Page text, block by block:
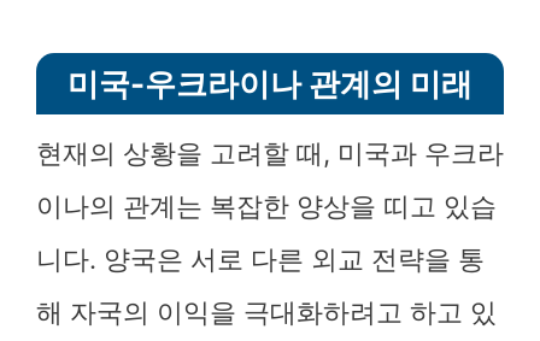
미국-우크라이나 관계의 미래
현재의 상황을 고려할 때, 미국과 우크라
이나의 관계는 복잡한 양상을 띠고 있습
니다. 양국은 서로 다른 외교 전략을 통
해 자국의 이익을 극대화하려고 하고 있